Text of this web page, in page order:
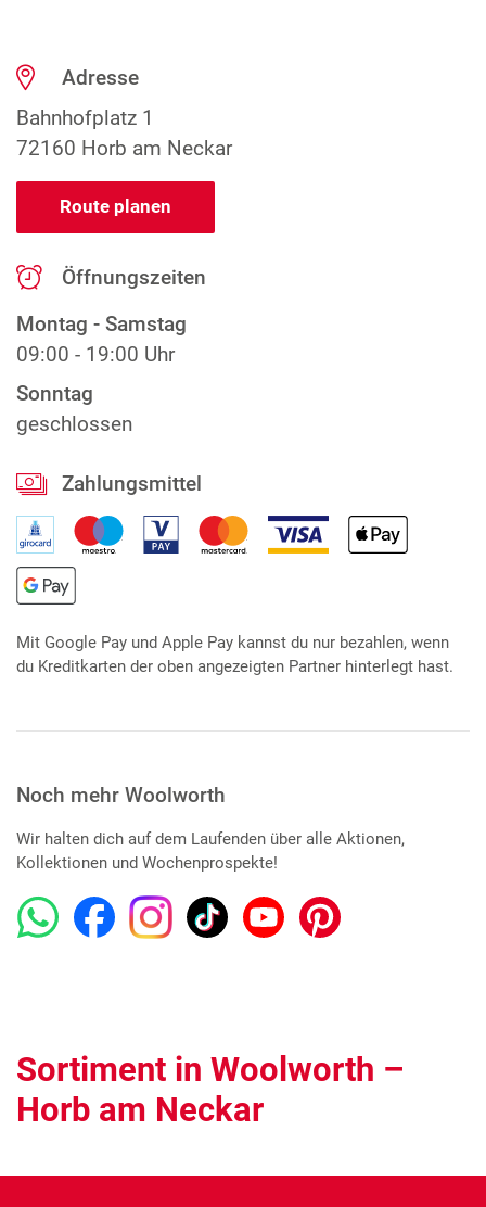
Adresse
Bahnhofplatz 1
72160 Horb am Neckar
Route planen
Öffnungszeiten
Montag - Samstag
09:00 - 19:00 Uhr
Sonntag
geschlossen
Zahlungsmittel
Mit Google Pay und Apple Pay kannst du nur bezahlen, wenn
du Kreditkarten der oben angezeigten Partner hinterlegt hast.
Noch mehr Woolworth
Wir halten dich auf dem Laufenden über alle Aktionen,
Kollektionen und Wochenprospekte!
Sortiment in Woolworth –
Horb am Neckar